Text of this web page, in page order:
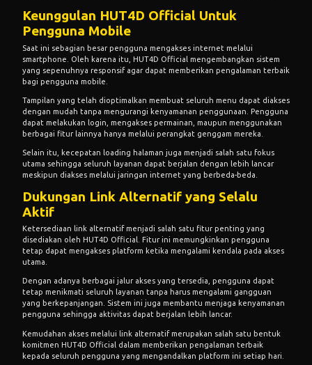
Keunggulan HUT4D Official Untuk
Pengguna Mobile
Saat ini sebagian besar pengguna mengakses internet melalui
smartphone. Oleh karena itu, HUT4D Official mengembangkan sistem
yang sepenuhnya responsif agar dapat memberikan pengalaman terbaik
bagi pengguna mobile.
Tampilan yang telah dioptimalkan membuat seluruh menu dapat diakses
dengan mudah tanpa mengurangi kenyamanan penggunaan. Pengguna
dapat melakukan login, mengakses permainan, maupun menggunakan
berbagai fitur lainnya hanya melalui perangkat genggam mereka.
Selain itu, kecepatan loading halaman juga menjadi salah satu fokus
utama sehingga seluruh layanan dapat berjalan dengan lebih lancar
meskipun diakses melalui jaringan internet yang berbeda-beda.
Dukungan Link Alternatif yang Selalu
Aktif
Ketersediaan link alternatif menjadi salah satu fitur penting yang
disediakan oleh HUT4D Official. Fitur ini memungkinkan pengguna
tetap dapat mengakses platform ketika mengalami kendala pada akses
utama.
Dengan adanya berbagai jalur akses yang tersedia, pengguna dapat
tetap menikmati seluruh layanan tanpa harus mengalami gangguan
yang berkepanjangan. Sistem ini juga membantu menjaga kenyamanan
pengguna sehingga aktivitas dapat berjalan lebih lancar.
Kemudahan akses melalui link alternatif merupakan salah satu bentuk
komitmen HUT4D Official dalam memberikan pengalaman terbaik
kepada seluruh pengguna yang mengandalkan platform ini setiap hari.